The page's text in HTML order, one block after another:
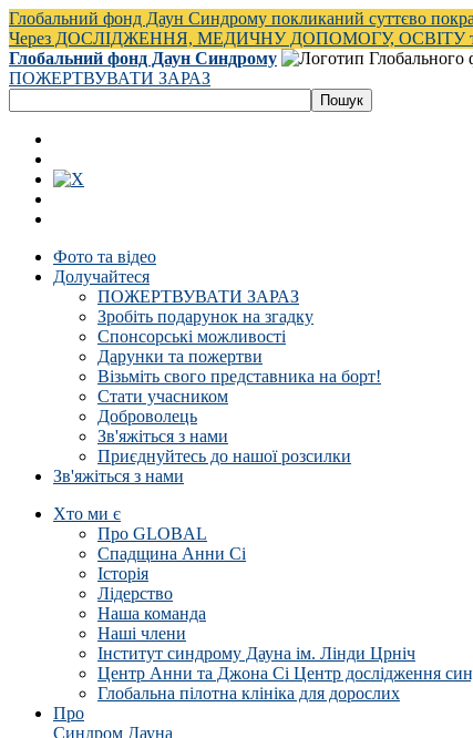
Глобальний фонд Даун Синдрому покликаний суттєво
Через ДОСЛІДЖЕННЯ, МЕДИЧНУ ДОПОМОГУ, ОСВІТУ
Глобальний фонд Даун Синдрому
ПОЖЕРТВУВАТИ ЗАРАЗ
Фото та відео
Долучайтеся
ПОЖЕРТВУВАТИ ЗАРАЗ
Зробіть подарунок на згадку
Спонсорські можливості
Дарунки та пожертви
Візьміть свого представника на борт!
Стати учасником
Доброволець
Зв'яжіться з нами
Приєднуйтесь до нашої розсилки
Зв'яжіться з нами
Хто ми є
Про GLOBAL
Спадщина Анни Сі
Історія
Лідерство
Наша команда
Наші члени
Інститут синдрому Дауна ім. Лінди Црніч
Центр Анни та Джона Сі Центр дослідження
Глобальна пілотна клініка для дорослих
Про
Синдром Дауна